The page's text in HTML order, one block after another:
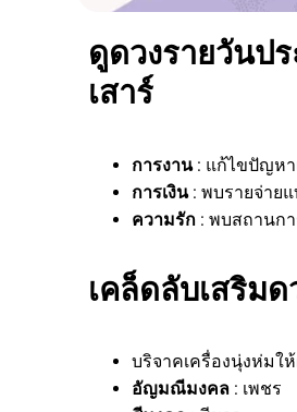
ดูดวงรายวันป
เสาร์
การงาน: แก้ไขปัญหา
การเงิน: พบรายจ่าย
ความรัก : พบสถานก
เคล็ดลับเสริม
บริจาคเครื่องนุ่งห่มใ
อัญมณีมงคล : เพชร